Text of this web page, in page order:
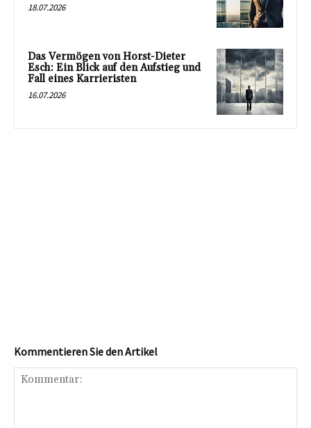
18.07.2026
Das Vermögen von Horst-Dieter
Esch: Ein Blick auf den Aufstieg und
Fall eines Karrieristen
16.07.2026
Kommentieren Sie den Artikel